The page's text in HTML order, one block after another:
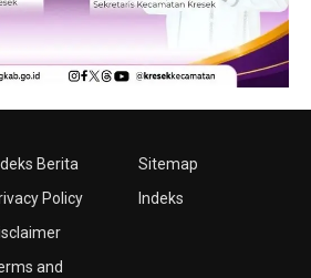
Berita
Policy
and
Sitemap
Indeks